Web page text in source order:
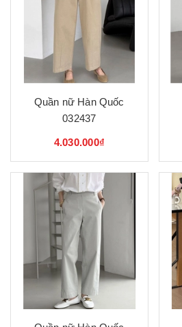
Quần nữ Hàn Quốc
032437
4.030.000₫